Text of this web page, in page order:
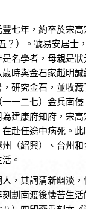
七年，約卒於宋
？）。號易安居士
名學者，母親是狀
時與金石家趙明誠
研究金石，並收
一二七）金兵南
建康府知府，宋
赴任途中病死。
（紹興）、台州
。
，其詞清新幽淡
劃南渡後悽苦生活